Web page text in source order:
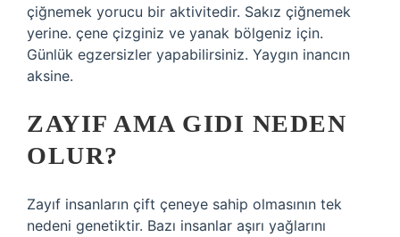
çiğnemek yorucu bir aktivitedir. Sakız çiğnemek
yerine. çene çizginiz ve yanak bölgeniz için.
Günlük egzersizler yapabilirsiniz. Yaygın inancın
aksine.
ZAYIF AMA GIDI NEDEN
OLUR?
Zayıf insanların çift çeneye sahip olmasının tek
nedeni genetiktir. Bazı insanlar aşırı yağlarını